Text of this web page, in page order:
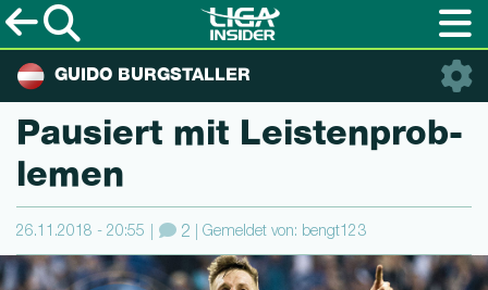
GUIDO BURGSTALLER
Pausiert mit Leis­tenprob­
le­men
26.11.2018 - 20:55 2 Gemeldet von: bengt123